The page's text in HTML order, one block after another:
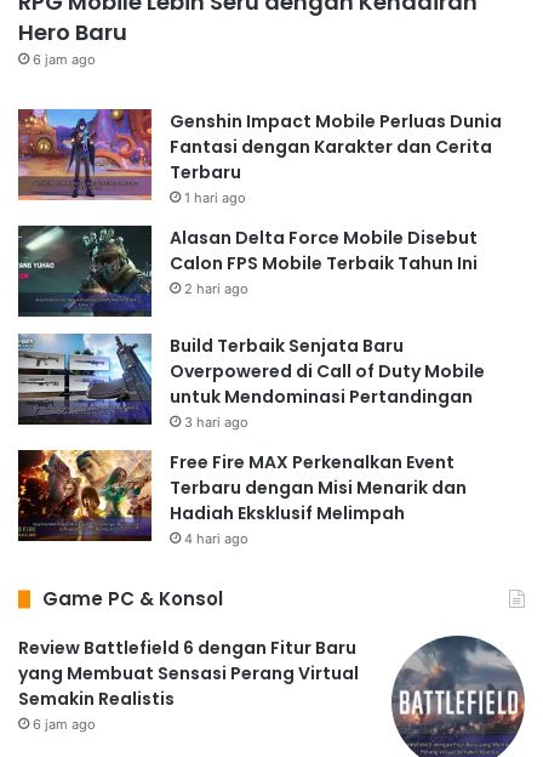
12GB atau lebih) akan memastikan
lancar tanpa
penyimpanan internal yang cukup besar untuk
menampunggamedengan ukuran yang besar.
Layar:Layar AMOLED dengan resolusi tinggi (minimal
1080p, idealnya 1440p atau lebih) akan memberikan
pengalaman visual yang lebih baik.
Sistem Pendingin:Sistem pendingin yang baik akan
mencegahoverheating
grafis yang intensif.
Kesimpulan
Masa depan game mobile grafik Ultra HD
menjanjikan. Dengan perkembangan teknologi yang
pesat, kita dapat mengharapkan pengalaman
bermaingame dismartphoneyang semakin realistis
dan imersif. Rekomendasi
mungkin akan muncul di tahun 2025.
SiapkansmartphoneAnda dan bersiaplah untuk
menikmati pengalaman bermaingame yang luar biasa!
Hero Baru
6 jam ago
Genshin Impact Mobile Perluas Dunia
Fantasi dengan Karakter dan Cerita
Terbaru
1 hari ago
Alasan Delta Force Mobile Disebut
Calon FPS Mobile Terbaik Tahun Ini
2 hari ago
Build Terbaik Senjata Baru
Overpowered di Call of Duty Mobile
untuk Mendominasi Pertandingan
3 hari ago
Free Fire MAX Perkenalkan Event
Terbaru dengan Misi Menarik dan
Hadiah Eksklusif Melimpah
4 hari ago
Game PC & Konsol
Review Battlefield 6 dengan Fitur Baru
yang Membuat Sensasi Perang Virtual
Semakin Realistis
6 jam ago